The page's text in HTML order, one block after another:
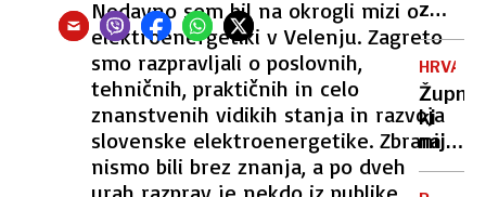
Nedavno sem bil na okrogli mizi o
elektroenergetiki v Velenju. Zagreto
smo razpravljali o poslovnih,
tehničnih, praktičnih in celo
znanstvenih vidikih stanja in razvoja
slovenske elektroenergetike. Zbrani
nismo bili brez znanja, a po dveh
urah razprav je nekdo iz publike
šteje
rosnih
let
z
stroja
Elanu
ki
naj
bi